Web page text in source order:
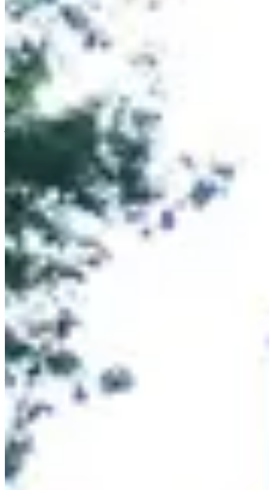
Tu cherches une aventure épique ? Alors ne manque pas le marathon
du Lac du Der ! Si tu veux tester tes limites et te mettre au défi, c'est
le moment ou jamais.
Le parcours roulant et varié de 42,195 km a été étalonné à la
méthode de la bicyclette calibrée. Tu commenceras en traversant les
digues du canal d'amenée avant d'arriver au Lac du Der, qui est juste
magnifique ! Tu vas faire le tour du lac en suivant la digue, jusqu'à
l'arrivée au port de Giffaumont-Champaubert. Tu vas adorer les
animations proposées sur le parcours et les encouragements des
spectateurs. 🥳 Que tu sois un coureur confirmé ou que tu cherches
juste un nouveau défi, ce marathon est fait pour toi !
Ravitaillements tous les 5 km et à l'arrivée pour permettre de te
désaltérer et reprendre des forces !
Pour t'accompagner dans la gestion et régulation du temps, des
meneurs d'allure seront à ta disposition en 3h15 / 3h30 / 3h45 / 4h /
4h30 / 5h.
Des navettes seront à ta disposition à Giffaumont, sur le parking du
port nautique. Elles te déposeront au centre-ville de Saint-Dizier,
Rue Godard Jeanson à quelques pas du lieu de départ de la course !
Plus d'infoici👈
Courses
juin 2027
Date à confirmer
Challenge Entreprises (1 équipe duo + 1 équipe quatuor)
42.195
Running
Marathon